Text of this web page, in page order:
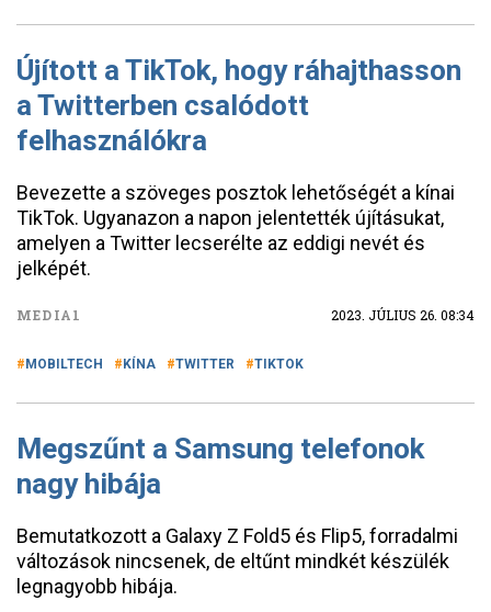
Újított a TikTok, hogy ráhajthasson
a Twitterben csalódott
felhasználókra
Bevezette a szöveges posztok lehetőségét a kínai
TikTok. Ugyanazon a napon jelentették újításukat,
amelyen a Twitter lecserélte az eddigi nevét és
jelképét.
MEDIA1 2023. JÚLIUS 26. 08:34
MOBILTECH KÍNA TWITTER TIKTOK
Megszűnt a Samsung telefonok
nagy hibája
Bemutatkozott a Galaxy Z Fold5 és Flip5, forradalmi
változások nincsenek, de eltűnt mindkét készülék
legnagyobb hibája.